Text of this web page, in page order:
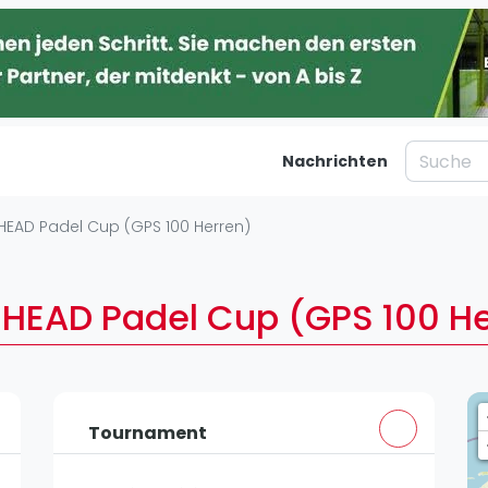
Blog
Die Geschichte von Padel
Regeln und Punktzählung
Nachrichten
Padel Cup (GPS 100 Herren)
Padel Cup (GPS 100
Tournament